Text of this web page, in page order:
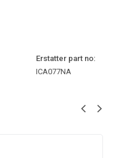
Erstatter part no:
ICA077NA